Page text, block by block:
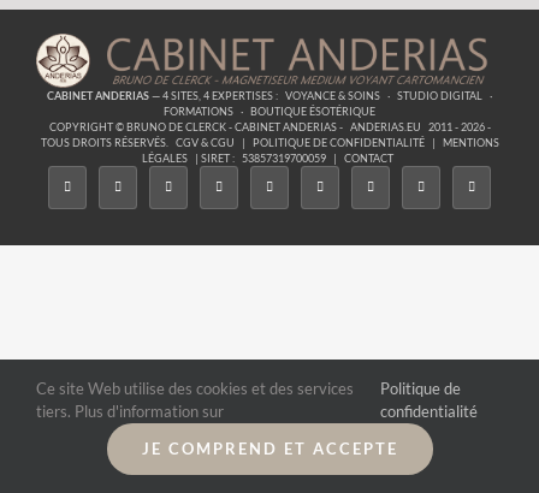
CABINET ANDERIAS— 4 SITES, 4 EXPERTISES : VOYANCE & SOINS · STUDIO DIGITAL
·
FORMATIONS · BOUTIQUE ÉSOTÉRIQUE
COPYRIGHT © BRUNO DE CLERCK - CABINET ANDERIAS - ANDERIAS.EU
2011 - 2026 -
TOUS DROITS RÉSERVÉS.
CGV & CGU | POLITIQUE DE CONFIDENTIALITÉ |
MENTIONS
LÉGALES
| SIRET : 53857319700059 | CONTACT
Ce site Web utilise des cookies et des services
tiers. Plus d'information sur
Politique de
confidentialité
JE COMPREND ET ACCEPTE